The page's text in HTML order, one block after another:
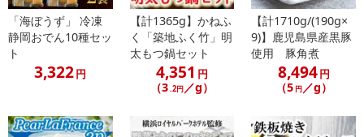
合がございます。
あらかじめご了承いただいた上でお申込みください。なお、本理由
によるお申込み後のキャンセル・返品交換は対応いたしかねます。
※送料はお試し費用に含まれております。
※d払い、PayPay、au PAY、au PAY（auかんたん決済）、ソフトバ
「海ぼうず」 冷凍
静岡おでん10種セッ
ト
3,322円
【計1365g】かねふ
く「築地ふく竹」明
太もつ鍋セット
4,351 円
（3.2円／g）
【計1710g/(190g×
9)】鹿児島県産黒豚
使用 豚角煮
8,494円
（5 円／g）